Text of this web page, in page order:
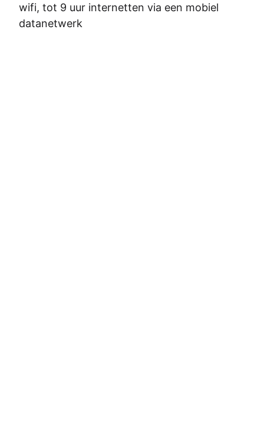
wifi, tot 9 uur internetten via een mobiel
datanetwerk